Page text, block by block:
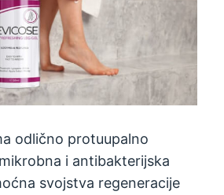
odlično protuupalno
i antibakterijska
svojstva regeneracije